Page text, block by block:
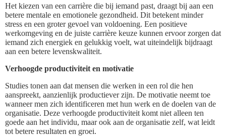
Het kiezen van een carrière die bij iemand past, draagt bij aan een
betere mentale en emotionele gezondheid. Dit betekent minder
stress en een groter gevoel van voldoening. Een positieve
werkomgeving en de juiste carrière keuze kunnen ervoor zorgen dat
iemand zich energiek en gelukkig voelt, wat uiteindelijk bijdraagt
aan een betere levenskwaliteit.
Verhoogde productiviteit en motivatie
Studies tonen aan dat mensen die werken in een rol die hen
aanspreekt, aanzienlijk productiever zijn. De motivatie neemt toe
wanneer men zich identificeren met hun werk en de doelen van de
organisatie. Deze verhoogde productiviteit komt niet alleen ten
goede aan het individu, maar ook aan de organisatie zelf, wat leidt
tot betere resultaten en groei.